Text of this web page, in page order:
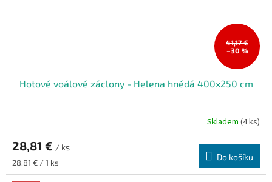
41,17 €
–30 %
Hotové voálové záclony - Helena hnědá 400x250 cm
produktu
je
5,0
Skladem(4 ks)
28,81 € / ks
Měrná
cena:
28,81 € / 1 ks
Do košíku